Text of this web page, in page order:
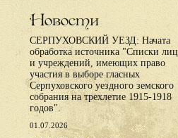
Новости
СЕРПУХОВСКИЙ УЕЗД: Начата
обработка источника "Списки лиц
и учреждений, имеющих право
участия в выборе гласных
Серпуховского уездного земского
собрания на трехлетие 1915-1918
годов".
01.07.2026